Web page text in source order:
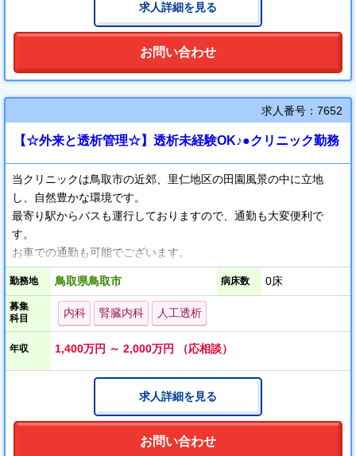
求人詳細を見る
お問い合わせ
求人番号：7652
【☆外来と透析管理☆】透析未経験OK♪●クリニック勤務
当クリニックは鳥取市の近郊、里仁地区の田園風景の中に立地
し、自然豊かな環境です。
最寄り駅からバスも運行しておりますので、通勤も大変便利で
す。
お車での通勤も可能でございます。
当直もオンコールもなく、週休2日制のご勤務です。
☆。―＊◆ 外来 ◆＊―。☆
泌尿器科、腎臓内科、糖尿病内科を中心に、一般内科や脳神経内
☆。―＊◆ 透析 ◆＊―。☆
当クリニックの腎センターでは、透析時のみならず、非透析日の
QOLを意識した透析を行い、患者さまの日常生活の応援をすると
勤務地 鳥取県鳥取市 病床数 0床
募集
科目
内科 腎臓内科 人工透析
年収 1,400万円 ～ 2,000万円 （応相談）
求人詳細を見る
お問い合わせ